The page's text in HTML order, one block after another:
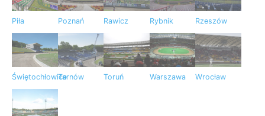
Piła Poznań Rawicz Rybnik Rzeszów
ŚwiętochłowiceTarnów Toruń Warszawa Wrocław